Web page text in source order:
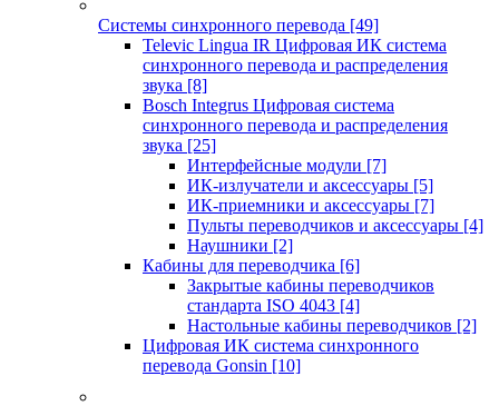
Системы синхронного перевода [49]
Televic Lingua IR Цифровая ИК система
синхронного перевода и распределения
звука [8]
Bosch Integrus Цифровая система
синхронного перевода и распределения
звука [25]
Интерфейсные модули [7]
ИК-излучатели и аксессуары [5]
ИК-приемники и аксессуары [7]
Пульты переводчиков и аксессуары [4]
Наушники [2]
Кабины для переводчика [6]
Закрытые кабины переводчиков
стандарта ISO 4043 [4]
Настольные кабины переводчиков [2]
Цифровая ИК система синхронного
перевода Gonsin [10]